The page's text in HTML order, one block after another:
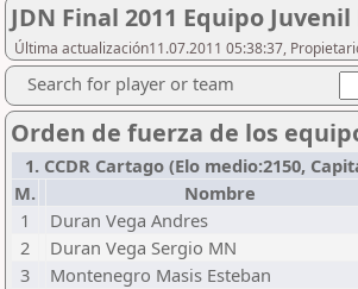
JDN Final 2011 Equipo
Última actualización11.07.2011 05:38:37,
Search for player or team
Orden de fuerza de los
1. CCDR Cartago (Elo medio:2150,
M.
Nombre
1
Duran Vega Andres
2
Duran Vega Sergio MN
3
Montenegro Masis Esteban